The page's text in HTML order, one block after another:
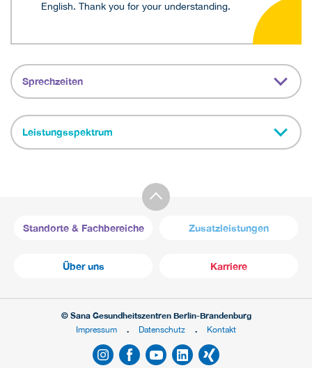
English. Thank you for your understanding.
Sprechzeiten
Leistungsspektrum
Standorte & Fachbereiche Zusatzleistungen
Über uns Karriere
© Sana Gesundheitszentren Berlin-Brandenburg
Impressum
Datenschutz Kontakt